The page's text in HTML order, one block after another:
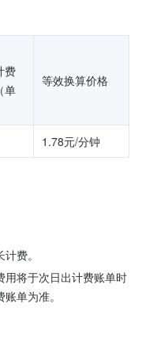
费
单
等效换算价格
1.78元/分钟
费。
用将于次日出计费账单时
单为准。